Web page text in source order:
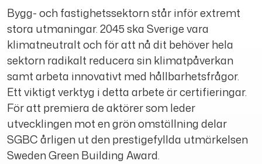
Bygg- och fastighetssektorn står inför extremt
stora utmaningar. 2045 ska Sverige vara
klimatneutralt och för att nå dit behöver hela
sektorn radikalt reducera sin klimatpåverkan
samt arbeta innovativt med hållbarhetsfrågor.
Ett viktigt verktyg i detta arbete är certifieringar.
För att premiera de aktörer som leder
utvecklingen mot en grön omställning delar
SGBC årligen ut den prestigefyllda utmärkelsen
Sweden Green Building Award.